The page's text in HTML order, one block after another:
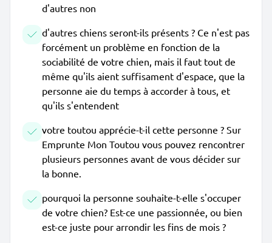
d'autres non
d'autres chiens seront-ils présents ? Ce n'est pas
forcément un problème en fonction de la
sociabilité de votre chien, mais il faut tout de
même qu'ils aient suffisament d'espace, que la
personne aie du temps à accorder à tous, et
qu'ils s'entendent
votre toutou apprécie-t-il cette personne ? Sur
Emprunte Mon Toutou vous pouvez rencontrer
plusieurs personnes avant de vous décider sur
la bonne.
pourquoi la personne souhaite-t-elle s'occuper
de votre chien? Est-ce une passionnée, ou bien
est-ce juste pour arrondir les fins de mois ?